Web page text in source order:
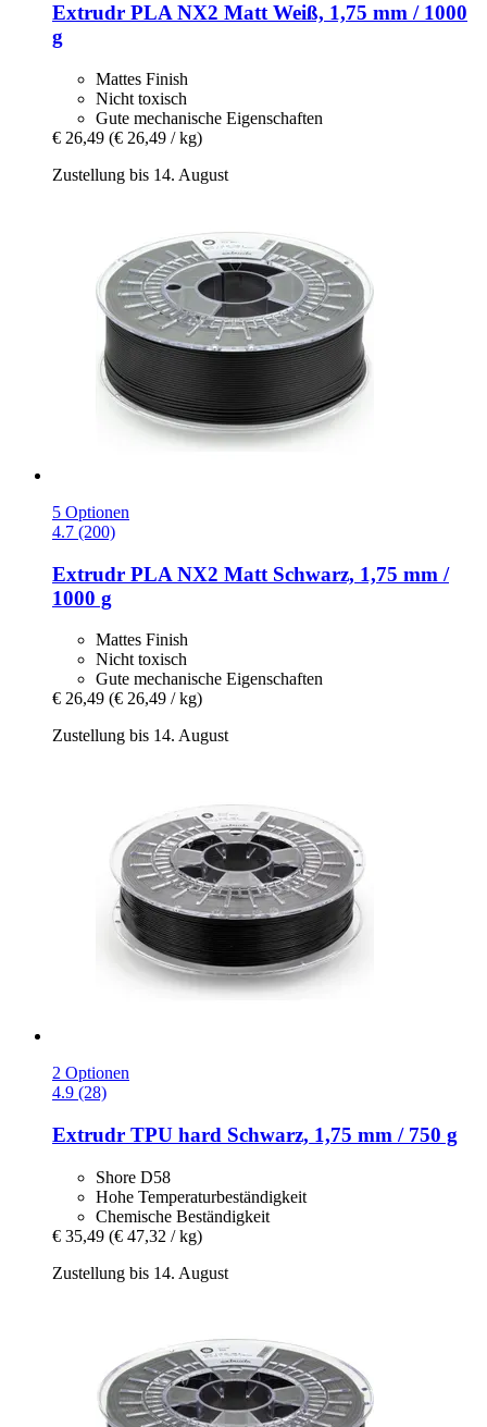
Extrudr PLA NX2 Matt Weiß, 1,75 mm / 1000
g
Mattes Finish
Nicht toxisch
Gute mechanische Eigenschaften
€ 26,49 (€ 26,49 / kg)
Zustellung bis 14. August
5 Optionen
4.7 (200)
Extrudr PLA NX2 Matt Schwarz, 1,75 mm /
1000 g
Mattes Finish
Nicht toxisch
Gute mechanische Eigenschaften
€ 26,49 (€ 26,49 / kg)
Zustellung bis 14. August
2 Optionen
4.9 (28)
Extrudr TPU hard Schwarz, 1,75 mm / 750 g
Shore D58
Hohe Temperaturbeständigkeit
Chemische Beständigkeit
€ 35,49 (€ 47,32 / kg)
Zustellung bis 14. August